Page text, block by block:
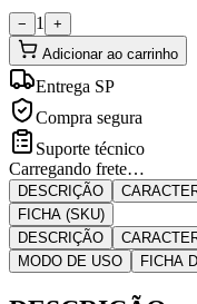
− 1
+
Adicionar ao carrinho
Entrega SP
Compra segura
Suporte técnico
Carregando frete…
DESCRIÇÃO
FICHA (SKU)
DESCRIÇÃO
MODO DE USO
FICHA